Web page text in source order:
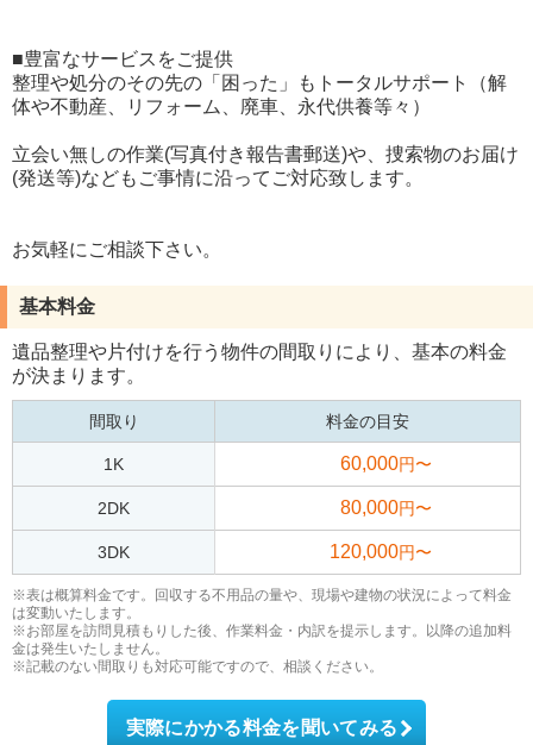
■豊富なサービスをご提供
整理や処分のその先の「困った」もトータルサポート（解
体や不動産、リフォーム、廃車、永代供養等々）
立会い無しの作業(写真付き報告書郵送)や、捜索物のお届け
(発送等)などもご事情に沿ってご対応致します。
お気軽にご相談下さい。
基本料金
遺品整理や片付けを行う物件の間取りにより、基本の料金
が決まります。
間取り 料金の目安
1K 60,000円〜
2DK 80,000円〜
3DK 120,000円〜
※表は概算料金です。回収する不用品の量や、現場や建物の状況によって料金
は変動いたします。
※お部屋を訪問見積もりした後、作業料金・内訳を提示します。以降の追加料
金は発生いたしません。
※記載のない間取りも対応可能ですので、相談ください。
実際にかかる料金を聞いてみる